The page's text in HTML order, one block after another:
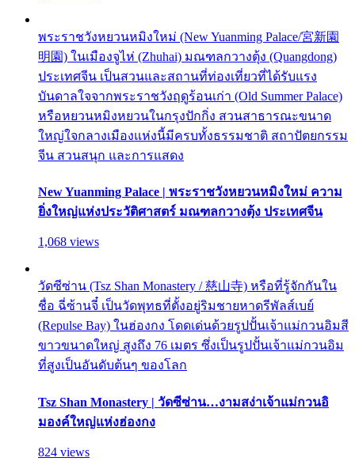
พระราชวังหยวนหมิงใหม่ (New Yuanming Palace/宮新園
明園) ในเมืองจูไห่ (Zhuhai) มณฑลกวางตุ้ง (Quangdong)
ประเทศจีน เป็นสวนและสถานที่ท่องเที่ยวที่ได้รับแรง
บันดาลใจจากพระราชวังฤดูร้อนเก่า (Old Summer Palace)
หรือหยวนหมิงหยวนในกรุงปักกิ่ง สวนสาธารณะขนาด
ใหญ่ใจกลางเมืองแห่งนี้มีครบทั้งธรรมชาติ สถาปัตยกรรม
จีน สวนสนุก และการแสดง
New Yuanming Palace | พระราชวังหยวนหมิงใหม่ ความ
ยิ่งใหญ่แห่งประวัติศาสตร์ มณฑลกวางตุ้ง ประเทศจีน
1,068 views
วัดซีซ่าน (Tsz Shan Monastery / 慈山寺) หรือที่รู้จักกันใน
ชื่อ ฉี่ซ้านจี๋ เป็นวัดพุทธที่ตั้งอยู่ริมชายหาดรีพัลส์เบย์
(Repulse Bay) ในฮ่องกง โดดเด่นด้วยรูปปั้นเจ้าแม่กวนอิมสี
ขาวขนาดใหญ่ สูงถึง 76 เมตร ซึ่งเป็นรูปปั้นเจ้าแม่กวนอิม
ที่สูงเป็นอันดับต้นๆ ของโลก
Tsz Shan Monastery | วัดซีซ่าน…งามสง่าเจ้าแม่กวนอิ
มองค์ใหญ่แห่งฮ่องกง
824 views